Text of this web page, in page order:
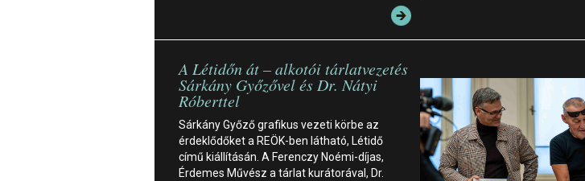
A Létidőn át – alkotói tárlatvezetés
Sárkány Győzővel és Dr. Nátyi
Róberttel
Sárkány Győző grafikus vezeti körbe az
érdeklődőket a REÖK-ben látható, Létidő
című kiállításán. A Ferenczy Noémi-díjas,
Érdemes Művész a tárlat kurátorával, Dr.